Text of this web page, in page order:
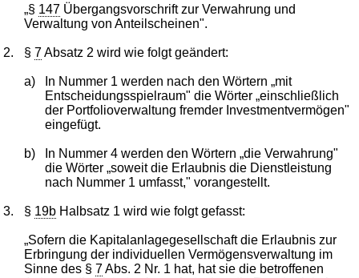
„§ 147 Übergangsvorschrift zur Verwahrung und
Verwaltung von Anteilscheinen".
2. §7Absatz 2 wird wie folgt geändert:
a)
In Nummer 1 werden nach den Wörtern „mit
Entscheidungsspielraum" die Wörter „einschließlich
der Portfolioverwaltung fremder Investmentvermögen"
eingefügt.
b)
In Nummer 4 werden den Wörtern „die Verwahrung"
die Wörter „soweit die Erlaubnis die Dienstleistung
nach Nummer 1 umfasst," vorangestellt.
3. § 19b Halbsatz 1 wird wie folgt gefasst:
„Sofern die Kapitalanlagegesellschaft die Erlaubnis zur
Erbringung der individuellen Vermögensverwaltung im
Sinne des §7Abs. 2 Nr. 1 hat, hat sie die betroffenen